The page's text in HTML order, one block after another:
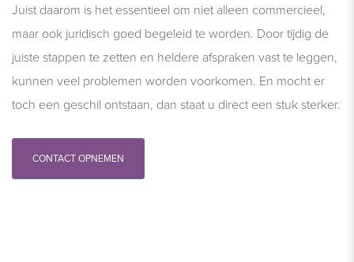
Juist daarom is het essentieel om niet alleen commercieel,
maar ook juridisch goed begeleid te worden. Door tijdig de
juiste stappen te zetten en heldere afspraken vast te leggen,
kunnen veel problemen worden voorkomen. En mocht er
toch een geschil ontstaan, dan staat u direct een stuk sterker.
CONTACT OPNEMEN